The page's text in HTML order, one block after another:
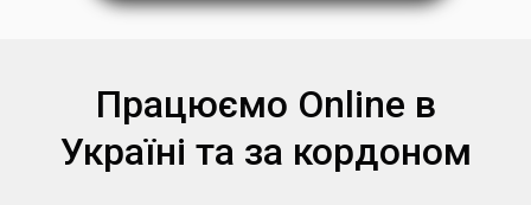
Працюємо Online в
Україні та за кордоном